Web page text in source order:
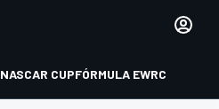
NASCAR CUPFÓRMULA EWRC